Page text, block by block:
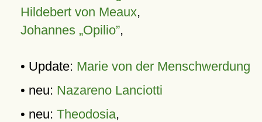
Hildebert von Meaux,
Johannes „Opilio”,
• Update: Marie von der Menschwerdung
• neu: Nazareno Lanciotti
• neu: Theodosia,